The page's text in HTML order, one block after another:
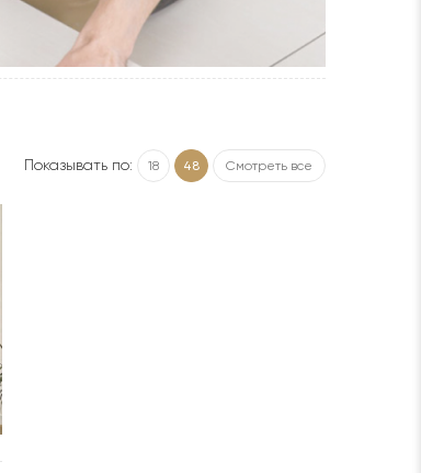
Показывать по: 18 48 Смотреть все